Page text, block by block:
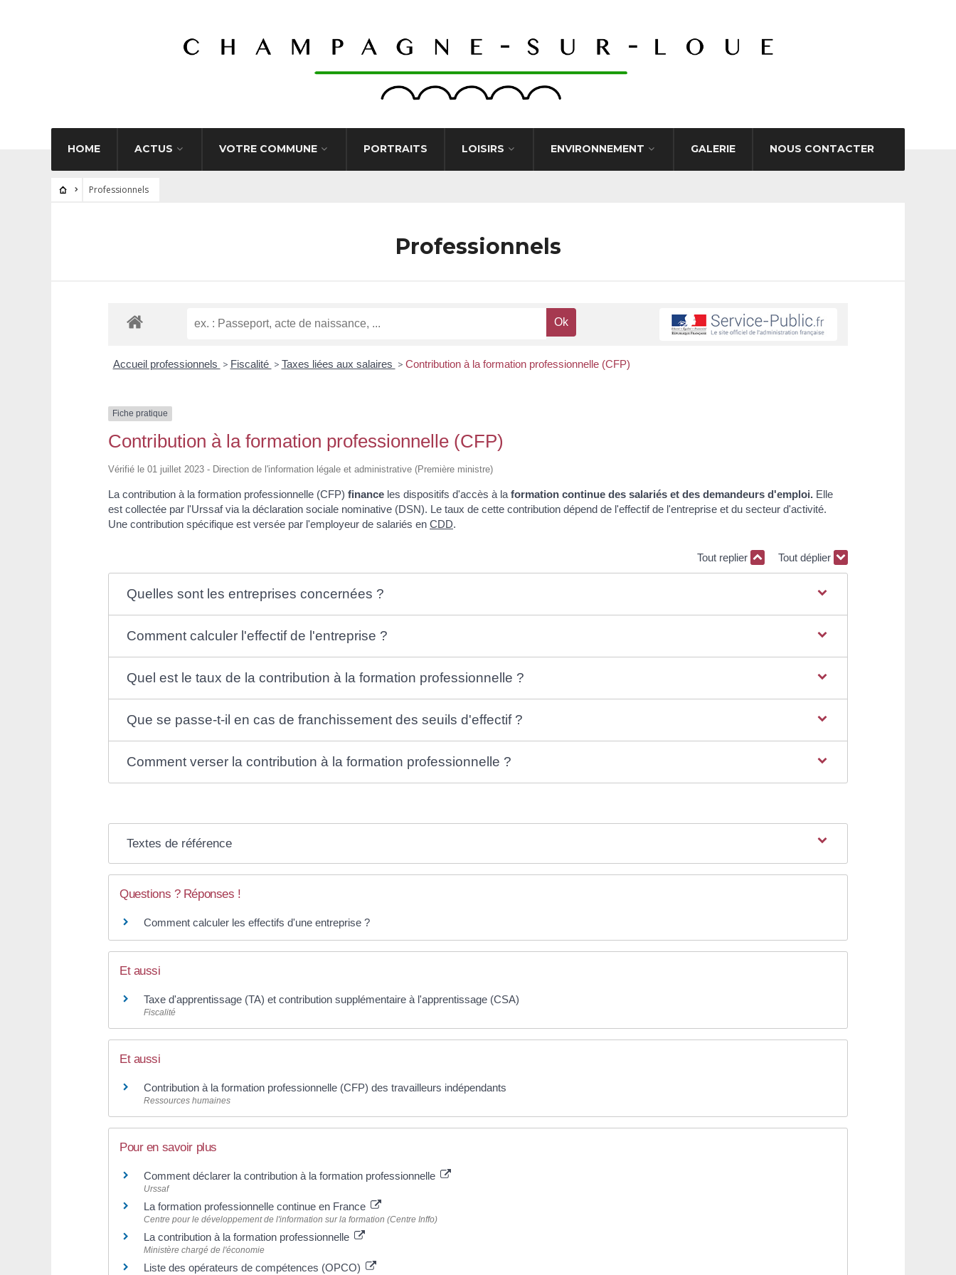
HOME ACTUS VOTRE COMMUNE PORTRAITS LOISIRS ENVIRONNEMENT GALERIE NOUS CONTACTER
Professionnels
Professionnels
Accueil professionnels > Fiscalité > Taxes liées aux salaires > Contribution à la formation professionnelle (CFP)
Fiche pratique
Contribution à la formation professionnelle (CFP)
Vérifié le 01 juillet 2023 - Direction de l'information légale et administrative (Première ministre)
La contribution à la formation professionnelle (CFP) finance les dispositifs d'accès à la formation continue des salariés et des demandeurs d'emploi. Elle
est collectée par l'Urssaf via la déclaration sociale nominative (DSN). Le taux de cette contribution dépend de l'effectif de l'entreprise et du secteur d'activité.
Une contribution spécifique est versée par l'employeur de salariés en CDD.
Tout replier Tout déplier
Quelles sont les entreprises concernées ?
Comment calculer l'effectif de l'entreprise ?
Quel est le taux de la contribution à la formation professionnelle ?
Que se passe-t-il en cas de franchissement des seuils d'effectif ?
Comment verser la contribution à la formation professionnelle ?
Textes de référence
Questions ? Réponses !
Comment calculer les effectifs d'une entreprise ?
Et aussi
Taxe d'apprentissage (TA) et contribution supplémentaire à l'apprentissage (CSA)
Fiscalité
Et aussi
Contribution à la formation professionnelle (CFP) des travailleurs indépendants
Ressources humaines
Pour en savoir plus
Comment déclarer la contribution à la formation professionnelle
Urssaf
La formation professionnelle continue en France
Centre pour le développement de l'information sur la formation (Centre Inffo)
La contribution à la formation professionnelle
Ministère chargé de l'économie
Liste des opérateurs de compétences (OPCO)